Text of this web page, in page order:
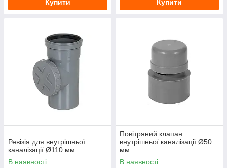
Купити Купити
Ревізія для внутрішньої
каналізації Ø110 мм
В наявності
Повітряний клапан
внутрішньої каналізації Ø50
мм
В наявності